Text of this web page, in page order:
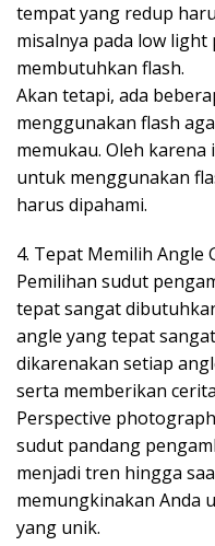
tempat yang redup
misalnya pada low
membutuhkan flash.
Akan tetapi, ada
menggunakan flash
memukau. Oleh
untuk menggunakan
harus dipahami.
4. Tepat Memilih Angle
Pemilihan sudut
tepat sangat
angle yang tepat
dikarenakan setiap
serta memberikan
Perspective
sudut pandang
menjadi tren hingga
memungkinakan Anda
yang unik.